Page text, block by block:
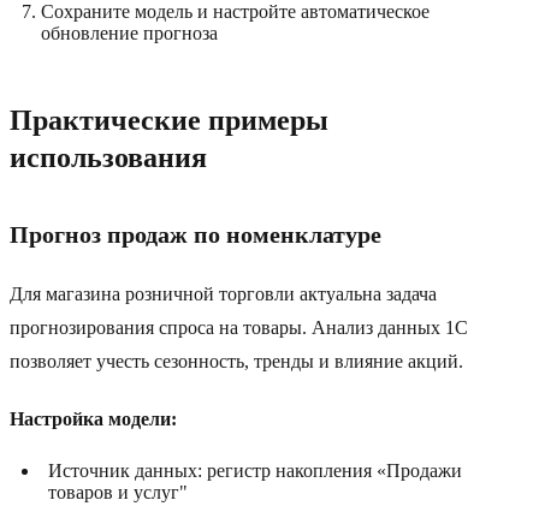
Сохраните модель и настройте автоматическое
обновление прогноза
Практические примеры
использования
Прогноз продаж по номенклатуре
Для магазина розничной торговли актуальна задача
прогнозирования спроса на товары. Анализ данных 1С
позволяет учесть сезонность, тренды и влияние акций.
Настройка модели:
Источник данных: регистр накопления «Продажи
товаров и услуг"